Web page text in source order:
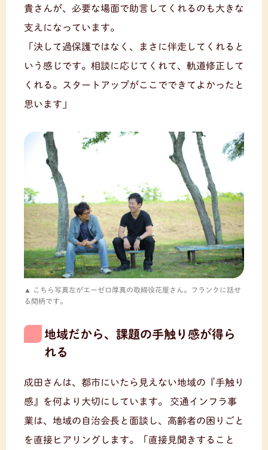
貴さんが、必要な場面で助言してくれるのも大きな
支えになっています。
「決して過保護ではなく、まさに伴走してくれると
いう感じです。相談に応じてくれて、軌道修正して
くれる。スタートアップがここでできてよかったと
思います」
こちら写真左がエーゼロ厚真の取締役花屋さん。フランクに話せ
る間柄です。
地域だから、課題の手触り感が得ら
れる
成田さんは、都市にいたら見えない地域の『手触り
感』を何より大切にしています。
交通インフラ事
業は、地域の自治会長と面談し、高齢者の困りごと
を直接ヒアリングします。「直接見聞きすること